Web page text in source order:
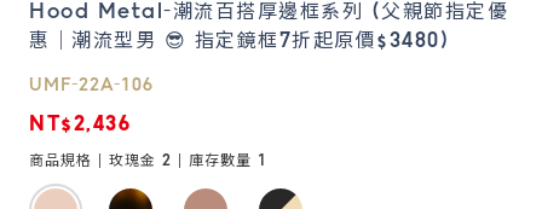
鏡片說明
Lens
常見問題
FAQ
Hood Metal-潮流百搭厚邊框系列 (父親節指定優
惠｜潮流型男 😎 指定鏡框7折起原價$3480)
UMF-22A-106
NT$2,436
商品規格 | 玫瑰金 2 | 庫存數量 1